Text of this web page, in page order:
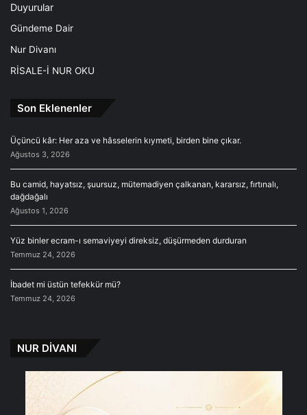
Duyurular
Gündeme Dair
Nur Divanı
RİSALE-İ NUR OKU
Son Eklenenler
Üçüncü kâr: Her aza ve hâsselerin kıymeti, birden bine çıkar.
Ağustos 3, 2026
Bu camid, hayatsız, şuursuz, mütemadiyen çalkanan, kararsız, fırtınalı,
dağdağalı
Ağustos 1, 2026
Yüz binler ecram-ı semaviyeyi direksiz, düşürmeden durduran
Temmuz 24, 2026
İbadet mi üstün tefekkür mü?
Temmuz 24, 2026
NUR DİVANI